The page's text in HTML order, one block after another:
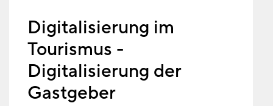
Digitalisierung im
Tourismus -
Digitalisierung der
Gastgeber